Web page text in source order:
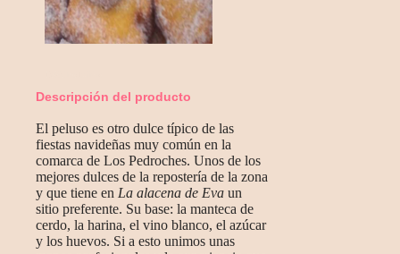
Descripción del producto
El peluso es otro dulce típico de las
fiestas navideñas muy común en la
comarca de Los Pedroches. Unos de los
mejores dulces de la repostería de la zona
y que tiene en La alacena de Eva un
sitio preferente. Su base: la manteca de
cerdo, la harina, el vino blanco, el azúcar
y los huevos. Si a esto unimos unas